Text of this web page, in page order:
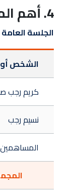
4. أهم المساهمين:
الجلسة العامة
الشخص
كريم رجب
نسيم رجب
المساهمين